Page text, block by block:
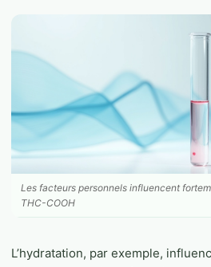
Les facteurs personnels influencent
THC-COOH
L’hydratation, par exemple,